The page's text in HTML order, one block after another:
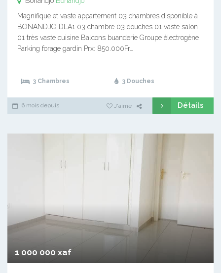
Magnifique et vaste appartement 03 chambres disponible à
BONANDJO DLA1 03 chambre 03 douches 01 vaste salon
01 très vaste cuisine Balcons buanderie Groupe électrogène
Parking forage gardin Prx: 850.000Fr…
3 Chambres 3 Douches
6 mois depuis J'aime Détails
1 000 000 xaf